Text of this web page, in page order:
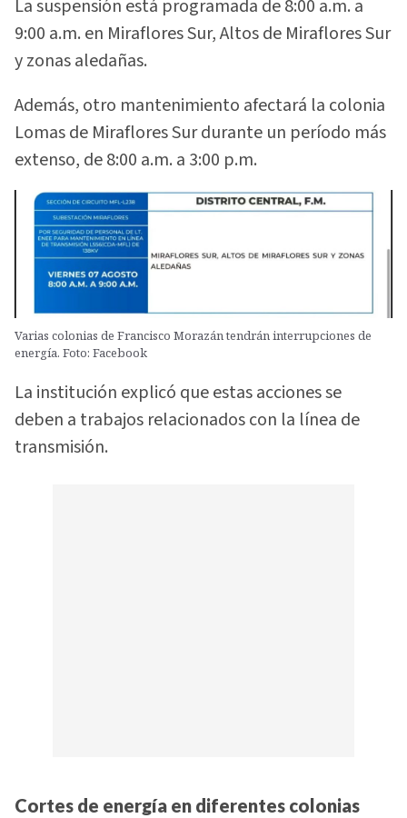
La suspensión está programada de 8:00 a.m. a
9:00 a.m. en Miraflores Sur, Altos de Miraflores Sur
y zonas aledañas.
Además, otro mantenimiento afectará la colonia
Lomas de Miraflores Sur durante un período más
extenso, de 8:00 a.m. a 3:00 p.m.
Varias colonias de Francisco Morazán tendrán interrupciones de
energía. Foto: Facebook
La institución explicó que estas acciones se
deben a trabajos relacionados con la línea de
transmisión.
Cortes de energía en diferentes colonias